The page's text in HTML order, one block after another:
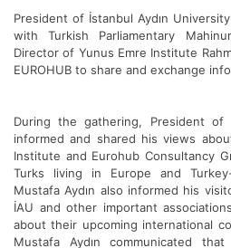
President of İstanbul Aydın
with Turkish Parliamentary
Director of Yunus Emre Institute
EUROHUB to share and exchange
During the gathering, President of
informed and shared his views
Institute and Eurohub Consultancy
Turks living in Europe and
Mustafa Aydın also informed his
İAU and other important
about their upcoming international
Mustafa Aydın communicated